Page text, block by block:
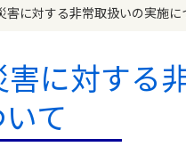
に対する非常取扱いの実施に
に対する
て